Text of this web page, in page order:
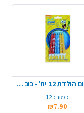
נרות יום הולדת 12 יח' - בוב ספוג
כמות: 12
₪7.90